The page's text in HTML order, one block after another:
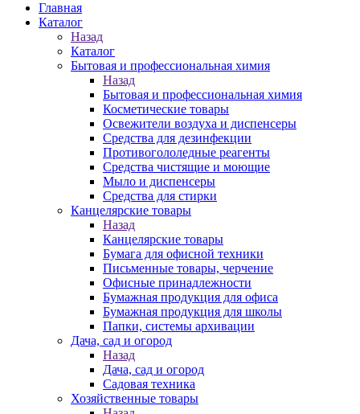
Главная
Каталог
Назад
Каталог
Бытовая и профессиональная химия
Назад
Бытовая и профессиональная химия
Косметические товары
Освежители воздуха и диспенсеры
Средства для дезинфекции
Противогололедные реагенты
Средства чистящие и моющие
Мыло и диспенсеры
Средства для стирки
Канцелярские товары
Назад
Канцелярские товары
Бумага для офисной техники
Письменные товары, черчение
Офисные принадлежности
Бумажная продукция для офиса
Бумажная продукция для школы
Папки, системы архивации
Дача, сад и огород
Назад
Дача, сад и огород
Садовая техника
Хозяйственные товары